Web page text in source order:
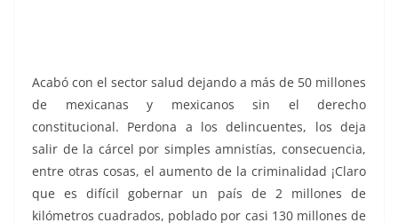
Acabó con el sector salud dejando a más de 50 millones
de mexicanas y mexicanos sin el derecho
constitucional. Perdona a los delincuentes, los deja
salir de la cárcel por simples amnistías, consecuencia,
entre otras cosas, el aumento de la criminalidad ¡Claro
que es difícil gobernar un país de 2 millones de
kilómetros cuadrados, poblado por casi 130 millones de